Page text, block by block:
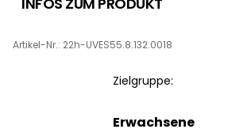
Artikel-Nr.: 22h-UVES55.8.132.0018
Zielgruppe:
Erwachsene